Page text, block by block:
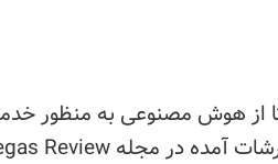
از هوش مصنوعی به منظور